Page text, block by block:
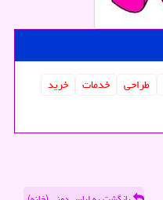
طراحی خدمات
خرید